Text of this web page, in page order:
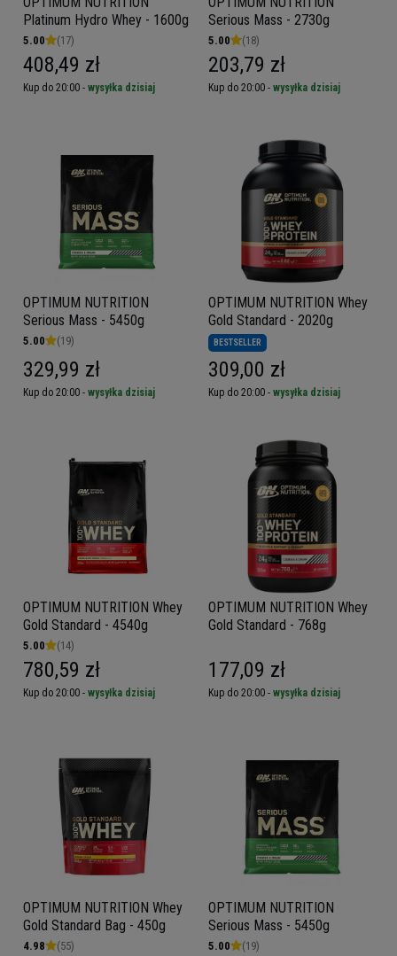
Platinum Hydro Whey - 1600g
5.00 (17)
408,49 zł
Kup do 20:00 - wysyłka dzisiaj
Serious Mass - 2730g
5.00 (18)
203,79 zł
Kup do 20:00 - wysyłka dzisiaj
OPTIMUM NUTRITION
Serious Mass - 5450g
5.00 (19)
329,99 zł
Kup do 20:00 - wysyłka dzisiaj
OPTIMUM NUTRITION Whey
Gold Standard - 2020g
BESTSELLER
309,00 zł
Kup do 20:00 - wysyłka dzisiaj
OPTIMUM NUTRITION Whey
Gold Standard - 4540g
5.00 (14)
780,59 zł
Kup do 20:00 - wysyłka dzisiaj
OPTIMUM NUTRITION Whey
Gold Standard - 768g
177,09 zł
Kup do 20:00 - wysyłka dzisiaj
OPTIMUM NUTRITION Whey
Gold Standard Bag - 450g
4.98 (55)
OPTIMUM NUTRITION
Serious Mass - 5450g
5.00 (19)